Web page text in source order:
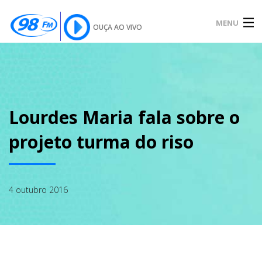
OUÇA AO VIVO MENU
SOBRE
NOTÍCIAS
Lourdes Maria fala sobre o
projeto turma do riso
4 outubro 2016